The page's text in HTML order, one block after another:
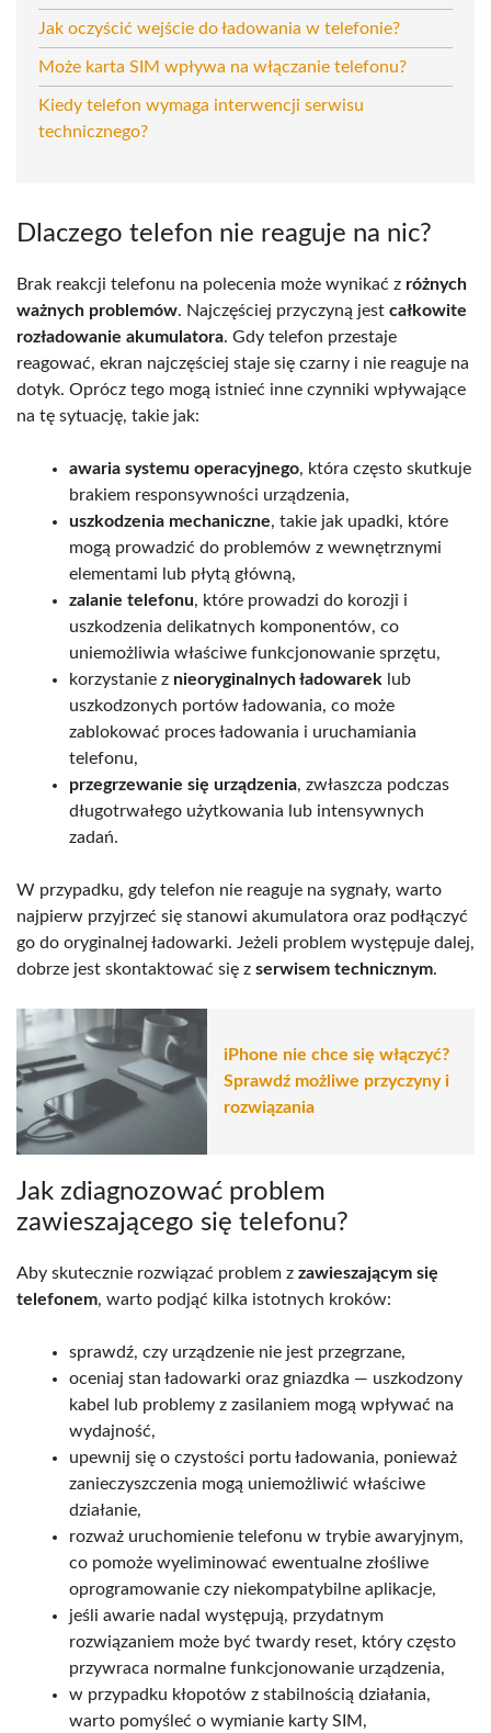
Jak oczyścić wejście do ładowania w telefonie?
Może karta SIM wpływa na włączanie telefonu?
Kiedy telefon wymaga interwencji serwisu
technicznego?
Dlaczego telefon nie reaguje na nic?
Brak reakcji telefonu na polecenia może wynikać z różnych
ważnych problemów. Najczęściej przyczyną jest całkowite
rozładowanie akumulatora. Gdy telefon przestaje
reagować, ekran najczęściej staje się czarny i nie reaguje na
dotyk. Oprócz tego mogą istnieć inne czynniki wpływające
na tę sytuację, takie jak:
awaria systemu operacyjnego, która często skutkuje
brakiem responsywności urządzenia,
uszkodzenia mechaniczne, takie jak upadki, które
mogą prowadzić do problemów z wewnętrznymi
elementami lub płytą główną,
zalanie telefonu, które prowadzi do korozji i
uszkodzenia delikatnych komponentów, co
uniemożliwia właściwe funkcjonowanie sprzętu,
korzystanie z nieoryginalnych ładowarek lub
uszkodzonych portów ładowania, co może
zablokować proces ładowania i uruchamiania
telefonu,
przegrzewanie się urządzenia, zwłaszcza podczas
długotrwałego użytkowania lub intensywnych
zadań.
W przypadku, gdy telefon nie reaguje na sygnały, warto
najpierw przyjrzeć się stanowi akumulatora oraz podłączyć
go do oryginalnej ładowarki. Jeżeli problem występuje dalej,
dobrze jest skontaktować się z serwisem technicznym.
iPhone nie chce się włączyć?
Sprawdź możliwe przyczyny i
rozwiązania
Jak zdiagnozować problem
zawieszającego się telefonu?
Aby skutecznie rozwiązać problem z zawieszającym się
telefonem, warto podjąć kilka istotnych kroków:
sprawdź, czy urządzenie nie jest przegrzane,
oceniaj stan ładowarki oraz gniazdka — uszkodzony
kabel lub problemy z zasilaniem mogą wpływać na
wydajność,
upewnij się o czystości portu ładowania, ponieważ
zanieczyszczenia mogą uniemożliwić właściwe
działanie,
rozważ uruchomienie telefonu w trybie awaryjnym,
co pomoże wyeliminować ewentualne złośliwe
oprogramowanie czy niekompatybilne aplikacje,
jeśli awarie nadal występują, przydatnym
rozwiązaniem może być twardy reset, który często
przywraca normalne funkcjonowanie urządzenia,
w przypadku kłopotów z stabilnością działania,
warto pomyśleć o wymianie karty SIM,